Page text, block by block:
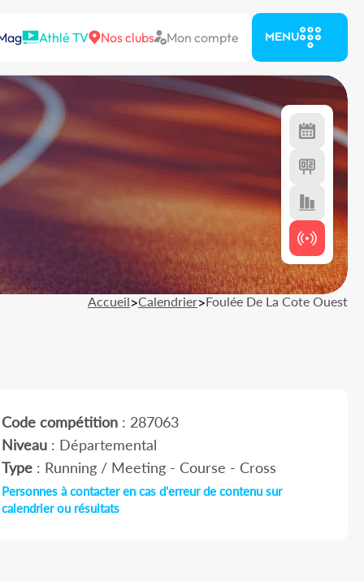
Athlé TV Nos clubs Mon compte MENU
Accueil>Calendrier>Foulée De La Cote Ouest
Code compétition: 287063
Niveau: Départemental
Type: Running / Meeting - Course - Cross
Personnes à contacter en cas d'erreur de contenu sur
calendrier ou résultats